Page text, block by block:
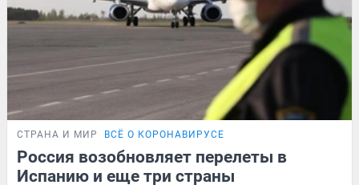
СТРАНА И МИР ВСЁ О КОРОНАВИРУСЕ
Россия возобновляет перелеты в
Испанию и еще три страны